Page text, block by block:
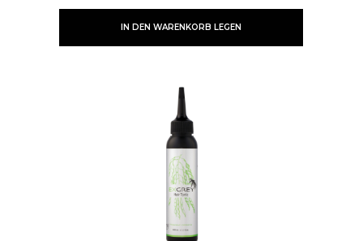
IN DEN WARENKORB LEGEN
© 2021–2022 EXGREY. ALLE RECHTE VORBEHALTEN